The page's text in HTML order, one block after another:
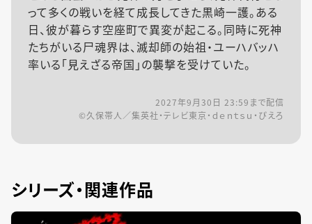
って多くの戦いを経て成長してきた黒崎一護。ある
日、彼が暮らす空座町で異変が起こる。同時に死神
たちがいる尸魂界は、滅却師の始祖・ユーハバッハ
率いる「見えざる帝国」の襲撃を受けていた。
2027年9月30日 23:59 まで配信
©久保帯人／集英社・テレビ東京・ｄｅｎｔｓｕ・ぴえろ
シリーズ・関連作品